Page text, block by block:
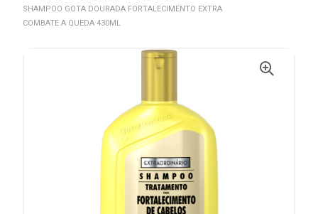
SHAMPOO GOTA DOURADA FORTALECIMENTO EXTRA
COMBATE A QUEDA 430ML